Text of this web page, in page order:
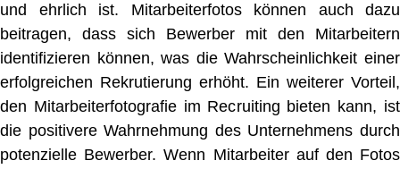
und ehrlich ist. Mitarbeiterfotos können auch dazu
beitragen, dass sich Bewerber mit den Mitarbeitern
identifizieren können, was die Wahrscheinlichkeit einer
erfolgreichen Rekrutierung erhöht. Ein weiterer Vorteil,
den Mitarbeiterfotografie im Recruiting bieten kann, ist
die positivere Wahrnehmung des Unternehmens durch
potenzielle Bewerber. Wenn Mitarbeiter auf den Fotos